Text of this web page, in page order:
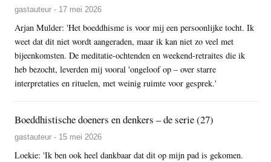
gastauteur - 17 mei 2026
Arjan Mulder: 'Het boeddhisme is voor mij een persoonlijke tocht. Ik
weet dat dit niet wordt aangeraden, maar ik kan niet zo veel met
bijeenkomsten. De meditatie-ochtenden en weekend-retraites die ik
heb bezocht, leverden mij vooral 'ongeloof op – over starre
interpretaties en rituelen, met weinig ruimte voor gesprek.'
Boeddhistische doeners en denkers – de serie (27)
gastauteur - 15 mei 2026
Loekie: 'Ik ben ook heel dankbaar dat dit op mijn pad is gekomen.